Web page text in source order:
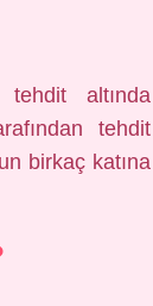
tehdit altında
tehdit
birkaç katına